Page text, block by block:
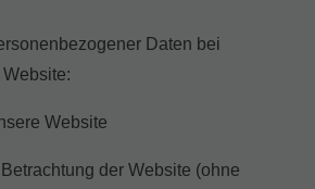
Daten bei
Website
der Website (ohne